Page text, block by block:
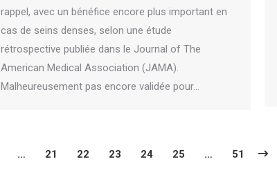
rappel, avec un bénéfice encore plus important en
cas de seins denses, selon une étude
rétrospective publiée dans le Journal of The
American Medical Association (JAMA).
Malheureusement pas encore validée pour…
… 21 22 23 24 25 … 51